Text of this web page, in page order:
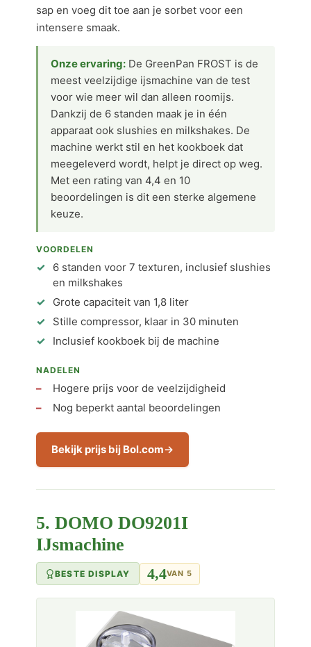
sap en voeg dit toe aan je sorbet voor een
intensere smaak.
Onze ervaring: De GreenPan FROST is de
meest veelzijdige ijsmachine van de test
voor wie meer wil dan alleen roomijs.
Dankzij de 6 standen maak je in één
apparaat ook slushies en milkshakes. De
machine werkt stil en het kookboek dat
meegeleverd wordt, helpt je direct op weg.
Met een rating van 4,4 en 10
beoordelingen is dit een sterke algemene
keuze.
VOORDELEN
6 standen voor 7 texturen, inclusief slushies
en milkshakes
Grote capaciteit van 1,8 liter
Stille compressor, klaar in 30 minuten
Inclusief kookboek bij de machine
NADELEN
Hogere prijs voor de veelzijdigheid
Nog beperkt aantal beoordelingen
Bekijk prijs bij Bol.com
5. DOMO DO9201I
IJsmachine
BESTE DISPLAY 4,4VAN 5